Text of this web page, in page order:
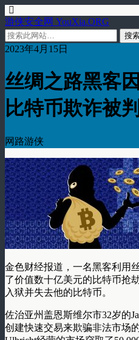
游侠安全网 YouXia.ORG
2023年4月15日
丝绸之路黑客
比特币欺诈被
网路游侠
金色财经报道，一名黑客利用
了价值数十亿美元的比特币抢
入狱并失去他的比特币。
佐治亚州盖恩斯维尔市32岁的
创建快速交易来欺骗非法市场